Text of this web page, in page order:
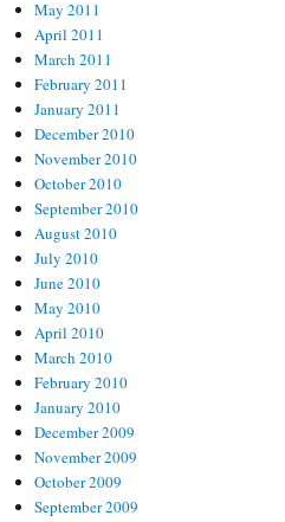
May 2011
April 2011
March 2011
February 2011
January 2011
December 2010
November 2010
October 2010
September 2010
August 2010
July 2010
June 2010
May 2010
April 2010
March 2010
February 2010
January 2010
December 2009
November 2009
October 2009
September 2009